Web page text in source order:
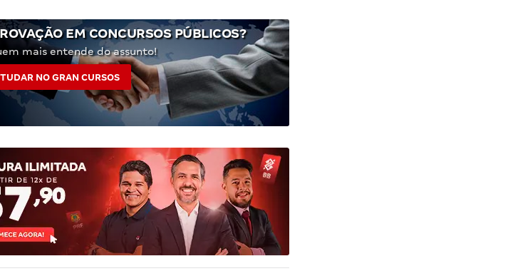
EM CONCURSOS PÚBLICOS?
mais entende do assunto!
NO GRAN CURSOS